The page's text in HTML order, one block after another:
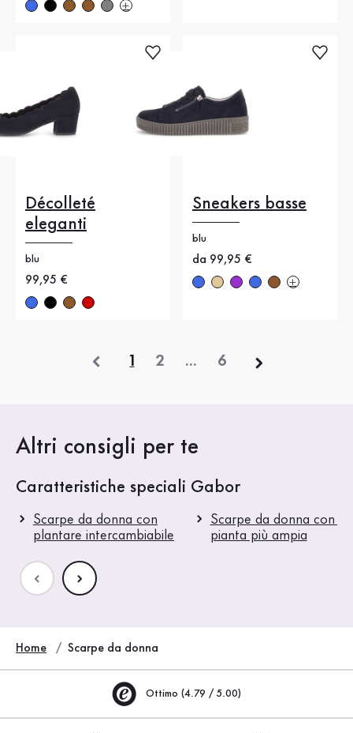
Décolleté
eleganti
blu
Nuovo prezzo
99,95 €
Sneakers basse
blu
Nuovo prezzo
da 99,95 €
1 2 ... 6
Altri consigli per te
Caratteristiche speciali Gabor
Scarpe da donna con
plantare intercambiabile
Scarpe da donna con
pianta più ampia
Home Scarpe da donna
Ottimo (4.79 / 5.00)